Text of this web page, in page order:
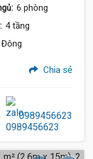
6 phòng
4 tầng
Đông
Chia sẻ
0989456623